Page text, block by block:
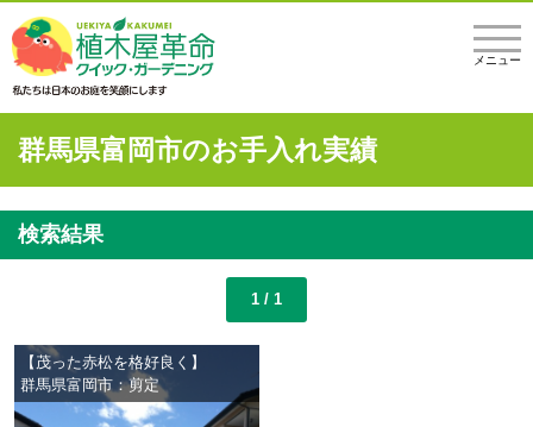
メニュー
群馬県富岡市のお手入れ実績
検索結果
1 / 1
【茂った赤松を格好良く】
群馬県富岡市：剪定